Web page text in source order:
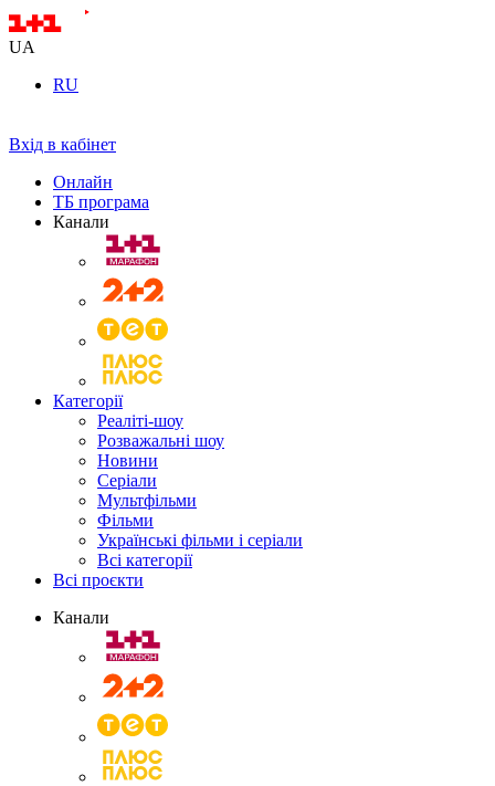
UA
RU
Вхід в кабінет
Онлайн
ТБ програма
Канали
Категорії
Реаліті-шоу
Розважальні шоу
Новини
Серіали
Мультфільми
Фільми
Українські фільми і серіали
Всі категорії
Всі проєкти
Канали